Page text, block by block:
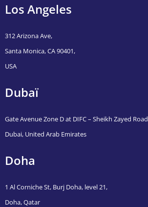
Los Angeles
312 Arizona Ave,
Santa Monica, CA 90401,
USA
Dubaï
Gate Avenue Zone D at DIFC – Sheikh Zayed Road
Dubai, United Arab Emirates
Doha
1 Al Corniche St, Burj Doha, level 21,
Doha, Qatar